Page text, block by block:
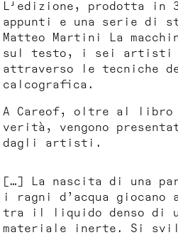
L'edizione, prodotta in
appunti e una serie di
Matteo Martini
La
sul testo, i sei artisti
attraverso le tecniche
calcografica.
A Careof, oltre al libro
verità , vengono
dagli artisti.
[…] La nascita di una
i ragni d’acqua
tra il liquido denso di
materiale inerte. Si